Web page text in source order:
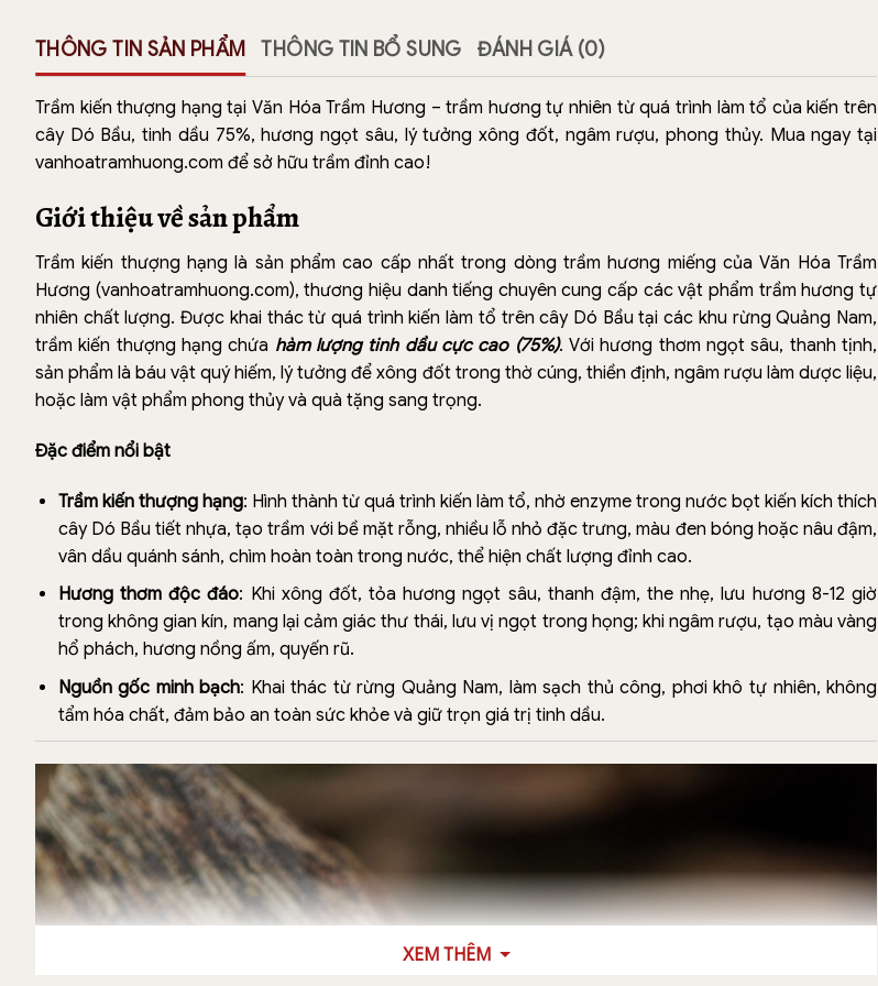
THÔNG TIN SẢN PHẨM THÔNG TIN BỔ SUNG ĐÁNH GIÁ (0)
Trầm kiến thượng hạng tại Văn Hóa Trầm Hương – trầm hương tự nhiên từ quá trình làm tổ của kiến trên
cây Dó Bầu, tinh dầu 75%, hương ngọt sâu, lý tưởng xông đốt, ngâm rượu, phong thủy. Mua ngay tại
vanhoatramhuong.com để sở hữu trầm đỉnh cao!
Giới thiệu về sản phẩm
Trầm kiến thượng hạng là sản phẩm cao cấp nhất trong dòng trầm hương miếng của Văn Hóa Trầm
Hương (vanhoatramhuong.com), thương hiệu danh tiếng chuyên cung cấp các vật phẩm trầm hương tự
nhiên chất lượng. Được khai thác từ quá trình kiến làm tổ trên cây Dó Bầu tại các khu rừng Quảng Nam,
trầm kiến thượng hạng chứa hàm lượng tinh dầu cực cao (75%). Với hương thơm ngọt sâu, thanh tịnh,
sản phẩm là báu vật quý hiếm, lý tưởng để xông đốt trong thờ cúng, thiền định, ngâm rượu làm dược liệu,
hoặc làm vật phẩm phong thủy và quà tặng sang trọng.
Đặc điểm nổi bật
Trầm kiến thượng hạng: Hình thành từ quá trình kiến làm tổ, nhờ enzyme trong nước bọt kiến kích thích
cây Dó Bầu tiết nhựa, tạo trầm với bề mặt rỗng, nhiều lỗ nhỏ đặc trưng, màu đen bóng hoặc nâu đậm,
vân dầu quánh sánh, chìm hoàn toàn trong nước, thể hiện chất lượng đỉnh cao.
Hương thơm độc đáo: Khi xông đốt, tỏa hương ngọt sâu, thanh đậm, the nhẹ, lưu hương 8-12 giờ
trong không gian kín, mang lại cảm giác thư thái, lưu vị ngọt trong họng; khi ngâm rượu, tạo màu vàng
hổ phách, hương nồng ấm, quyến rũ.
Nguồn gốc minh bạch: Khai thác từ rừng Quảng Nam, làm sạch thủ công, phơi khô tự nhiên, không
tẩm hóa chất, đảm bảo an toàn sức khỏe và giữ trọn giá trị tinh dầu.
XEM THÊM